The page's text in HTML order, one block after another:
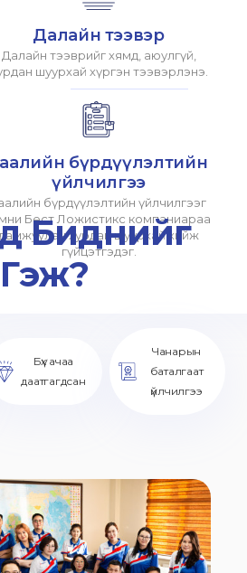
Далайн тээвэр
Далайн тээврийг хямд, аюулгүй,
шуурхай хүргэн тээвэрлэнэ.
бүрдүүлэлтийн
үйлчилгээ
бүрдүүлэлтийн үйлчилгээг
Бест Ложистикс компаниараа
дамжуулан хурдан шуурхай хийж
гүйцэтгэдэг.
Биднийг
Гэж?
Бүх ачаа
даатгагдсан
Чанарын
баталгаат
үйлчилгээ